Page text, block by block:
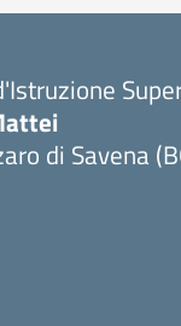
di Savena